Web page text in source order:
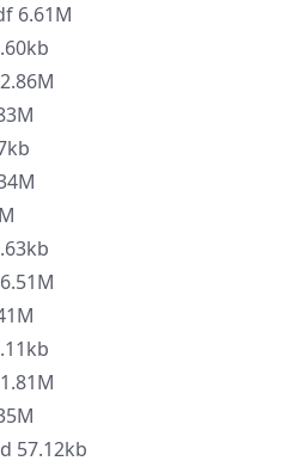
6.61M
57.12kb